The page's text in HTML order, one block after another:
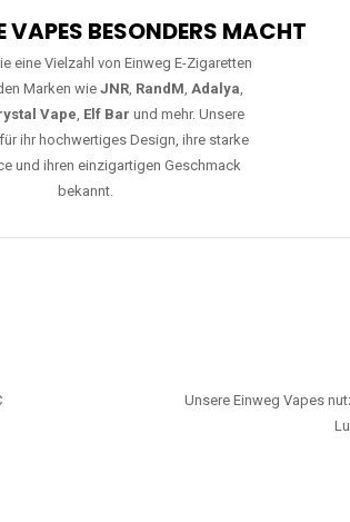
VAPES BESONDERS MACHT
eine Vielzahl von Einweg E-Zigaretten
Marken wieJNR, RandM, Adalya,
Vape, Elf Bar und mehr. Unsere
ihr hochwertiges Design, ihre starke
und ihren einzigartigen Geschmack
bekannt.
Unsere Einweg Vapes